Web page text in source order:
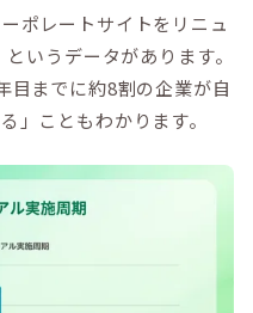
ポレートサイトをリニュ
いうデータがあります。
目までに約8割の企業が自
」こともわかります。